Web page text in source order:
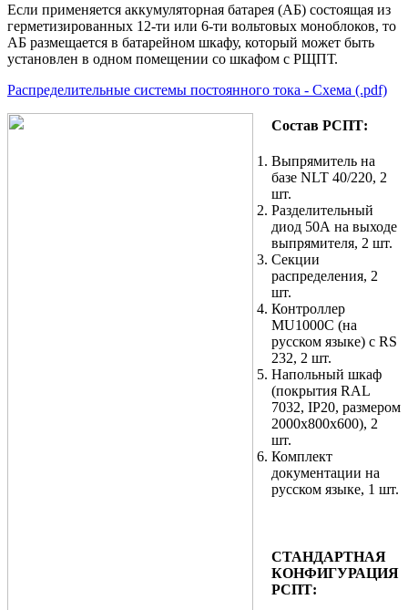
Если применяется аккумуляторная батарея (АБ) состоящая из
герметизированных 12-ти или 6-ти вольтовых моноблоков, то
АБ размещается в батарейном шкафу, который может быть
установлен в одном помещении со шкафом с РЩПТ.
Распределительные системы постоянного тока - Схема (.pdf)
Состав РCПТ:
Выпрямитель на
базе NLT 40/220, 2
шт.
Разделительный
диод 50А на выходе
выпрямителя, 2 шт.
Секции
распределения, 2
шт.
Контроллер
MU1000С (на
русском языке) с RS
232, 2 шт.
Напольный шкаф
(покрытия RAL
7032, IP20, размером
2000х800х600), 2
шт.
Комплект
документации на
русском языке, 1 шт.
СТАНДАРТНАЯ
КОНФИГУРАЦИЯ
РСПТ: